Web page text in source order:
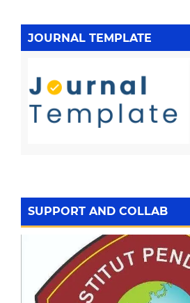
JOURNAL TEMPLATE
SUPPORT AND COLLAB